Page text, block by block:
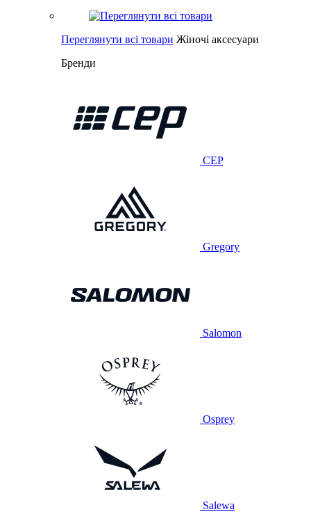
Переглянути всі товари Жіночі аксесуари
Бренди
CEP
Gregory
Salomon
Osprey
Salewa